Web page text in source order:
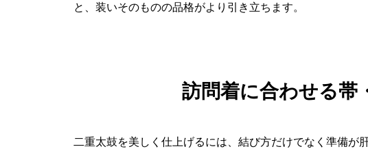
と、装いそのものの品格がより引き立ちます。
訪問着に合わせる帯
二重太鼓を美しく仕上げるには、結び方だけでなく準備が